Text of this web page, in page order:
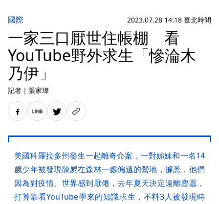
國際 2023.07.28 14:18 臺北時間
一家三口厭世住帳棚 看
YouTube野外求生「慘淪木
乃伊」
記者 ｜ 張家瑋
美國科羅拉多州發生一起離奇命案，一對姊妹和一名14
歲少年被發現陳屍在森林一處偏遠的營地，據悉，他們
因為對疫情、世界感到厭倦，去年夏天決定遠離塵囂，
打算靠看YouTube學來的知識求生，不料3人被發現時